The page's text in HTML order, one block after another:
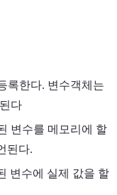
록한다. 변수객체는
다
변수를 메모리에 할
된다.
변수에 실제 값을 할